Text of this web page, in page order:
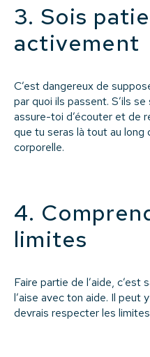
3. Sois
activement
C’est dangereux de
par quoi ils passent. S’ils
assure-toi d’écouter et de
que tu seras là tout au long
corporelle.
4.
limites
Faire partie de l’aide, c’est
l’aise avec ton aide. Il peut
devrais respecter les